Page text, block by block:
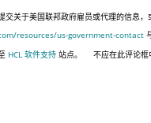
关于美国联邦政府雇员或代理的信息
resources/us-government-contact
HCL 软件支持 站点。 不应在此评论